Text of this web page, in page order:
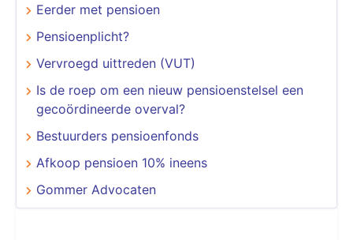
Eerder met pensioen
Pensioenplicht?
Vervroegd uittreden (VUT)
Is de roep om een nieuw pensioenstelsel een
gecoördineerde overval?
Bestuurders pensioenfonds
Afkoop pensioen 10% ineens
Gommer Advocaten